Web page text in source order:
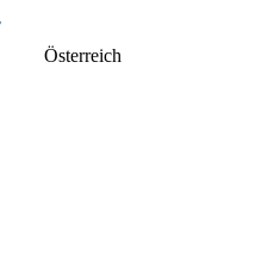
Österreich